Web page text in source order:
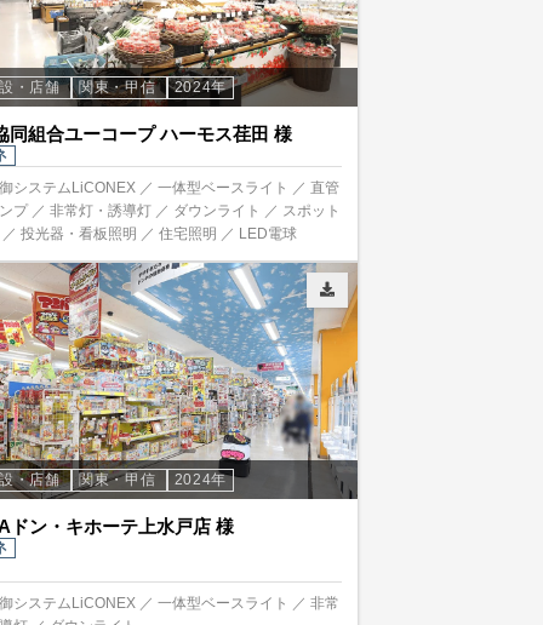
・店舗 関東・甲信 2024年
同組合ユーコープ ハーモス荏田 様
システムLiCONEX ／ 一体型ベースライト ／ 直管
プ ／ 非常灯・誘導灯 ／ ダウンライト ／ スポット
投光器・看板照明 ／ 住宅照明 ／ LED電球
・店舗 関東・甲信 2024年
ドン・キホーテ上水戸店 様
システムLiCONEX ／ 一体型ベースライト ／ 非常